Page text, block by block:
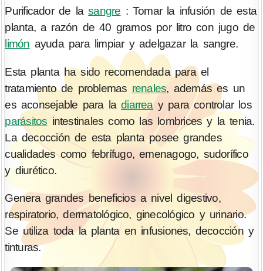
Purificador de lasangre : Tomar la infusión de esta
planta, a razón de 40 gramos por litro con jugo de
limón ayuda para limpiar y adelgazar la sangre.
Esta planta ha sido recomendada para el
tratamiento de problemas renales, además es un
es aconsejable para ladiarreay para controlar los
parásitos intestinales como las lombrices y la tenia.
La decocción de esta planta posee grandes
cualidades como febrífugo, emenagogo, sudorífico
y diurético.
Genera grandes beneficios a nivel digestivo,
respiratorio, dermatológico, ginecológico y urinario.
Se utiliza toda la planta en infusiones, decocción y
tinturas.